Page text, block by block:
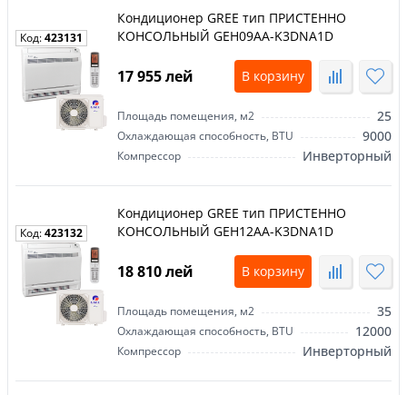
Код:423131
Кондиционер GREE тип ПРИСТЕННО
КОНСОЛЬНЫЙ GEH09AA-K3DNA1D
17 955 лей В корзину
Площадь помещения, м2 25
Охлаждающая способность, BTU 9000
Компрессор Инверторный
Код:423132
Кондиционер GREE тип ПРИСТЕННО
КОНСОЛЬНЫЙ GEH12AA-K3DNA1D
18 810 лей В корзину
Площадь помещения, м2 35
Охлаждающая способность, BTU 12000
Компрессор Инверторный